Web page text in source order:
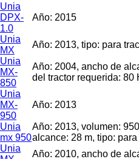
Unia
DPX-
1.0
Año: 2015
Unia
MX
Año: 2013, tipo: para
Unia
MX-
850
Año: 2004, ancho de
del tractor requerida: 80
Unia
MX-
950
Año: 2013
Unia
mx 950
Año: 2013, volumen:
alcance: 28 m, tipo: para
Unia
Año: 2010, ancho de